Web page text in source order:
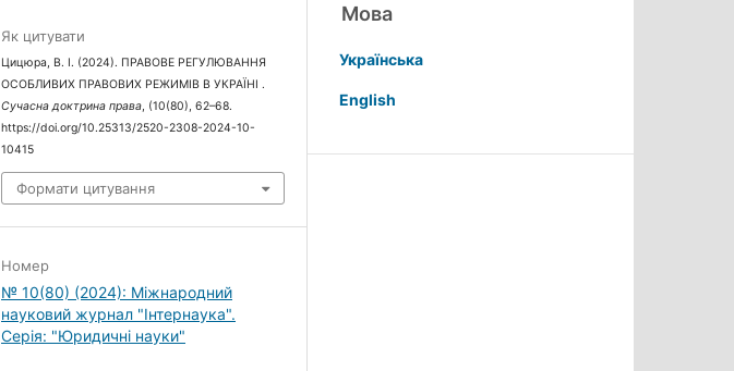
Як цитувати
Цицюра, В. І. (2024). ПРАВОВЕ РЕГУЛЮВАННЯ
ОСОБЛИВИХ ПРАВОВИХ РЕЖИМІВ В УКРАЇНІ .
Сучасна доктрина права , (10(80), 62–68.
https://doi.org/10.25313/2520-2308-2024-10-
10415
Формати цитування
Номер
№ 10(80) (2024): Міжнародний
науковий журнал "Інтернаука".
Серія: "Юридичні науки"
Мова
Українська
English